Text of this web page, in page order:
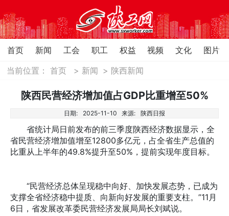
首页 新闻 工会 职工 权益 视频 文化
图片
当前位置：首页 > 新闻 > 陕西新闻
陕西民营经济增加值占GDP比重增至50%
日期: 2025-11-10 来源: 陕西日报
省统计局日前发布的前三季度陕西经济数据显示，全
省民营经济增加值增至12800多亿元，占全省生产总值的
比重从上半年的49.8%提升至50%，提前实现年度目标。
“民营经济总体呈现稳中向好、加快发展态势，已成为
支撑全省经济稳中提质、向新向好发展的重要支柱。”11月
6日，省发展改革委民营经济发展局局长刘斌说。